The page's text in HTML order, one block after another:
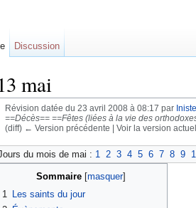
mai
Révision datée du 23 avril 2008 à 08:17 par
==Décès== ==Fêtes (liées à la vie des
(diff) ← Version précédente | Voir la version
du mois de mai : 1 2 3 4 5 6 7 8 9
Sommaire[masquer]
1
Les saints du jour
Discussion